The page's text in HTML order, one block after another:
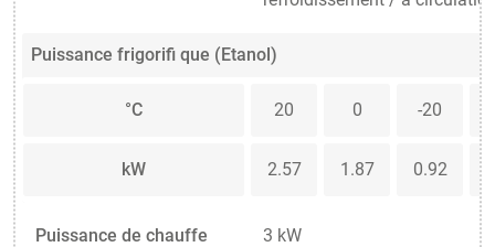
Puissance frigorifi que (Etanol)
°C 20 0 -20
kW 2.57 1.87 0.92
Puissance de chauffe 3 kW